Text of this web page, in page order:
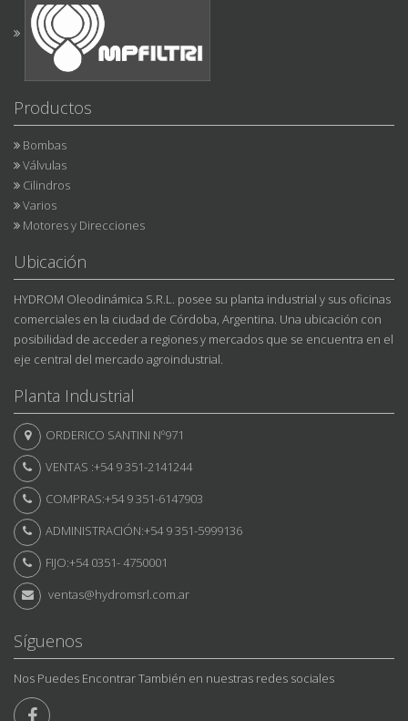
Productos
Bombas
Válvulas
Cilindros
Varios
Motores y Direcciones
Ubicación
HYDROM Oleodinámica S.R.L. posee su planta industrial y sus oficinas
comerciales en la ciudad de Córdoba, Argentina. Una ubicación con
posibilidad de acceder a regiones y mercados que se encuentra en el
eje central del mercado agroindustrial.
Planta Industrial
ORDERICO SANTINI Nº971
VENTAS :+54 9 351-2141244
COMPRAS:+54 9 351-6147903
ADMINISTRACIÓN:+54 9 351-5999136
FIJO:+54 0351- 4750001
ventas@hydromsrl.com.ar
Síguenos
Nos Puedes Encontrar También en nuestras redes sociales